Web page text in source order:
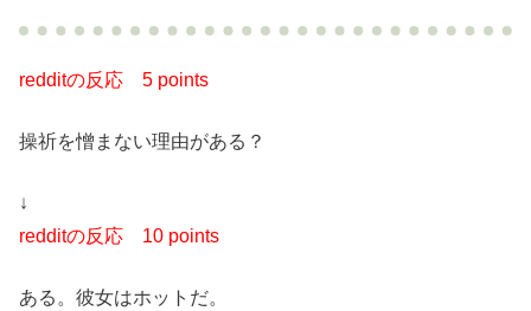
redditの反応 5 points
操祈を憎まない理由がある？
↓
redditの反応 10 points
ある。彼女はホットだ。